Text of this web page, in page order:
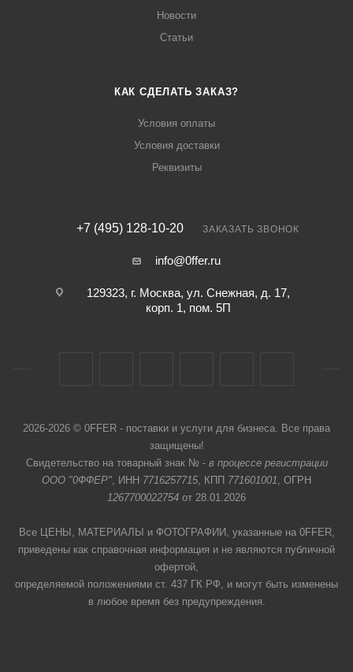
Новости
Статьи
КАК СДЕЛАТЬ ЗАКАЗ?
Условия оплаты
Условия доставки
Реквизиты
+7 (495) 128-10-20 ЗАКАЗАТЬ ЗВОНОК
info@0ffer.ru
129323, г. Москва, ул. Снежная, д. 17,
корп. 1, пом. 5П
2026-2026 © 0FFER - поставки и услуги для бизнеса. Все права
защищены!
Свидетельство на товарный знак № - в процессе регистрации
ООО "0ФФЕР", ИНН 7716257715, КПП 771601001, ОГРН
1267700022754 от 28.01.2026
Все ЦЕНЫ, МАТЕРИАЛЫ и ФОТОГРАФИИ, указанные на 0FFER,
приведены как справочная информация и не являются публичной
офертой,
определяемой положениями ст. 437 ГК РФ, и могут быть изменены
в любое время без предупреждения.